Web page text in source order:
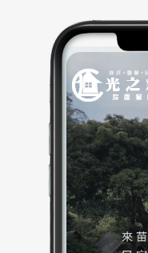
體偏向中小型商家官網